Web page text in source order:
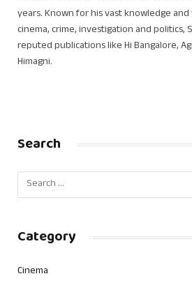
years. Known for his vast knowledge
cinema, crime, investigation and politics,
reputed publications like Hi Bangalore,
Himagni.
Search
Category
Cinema